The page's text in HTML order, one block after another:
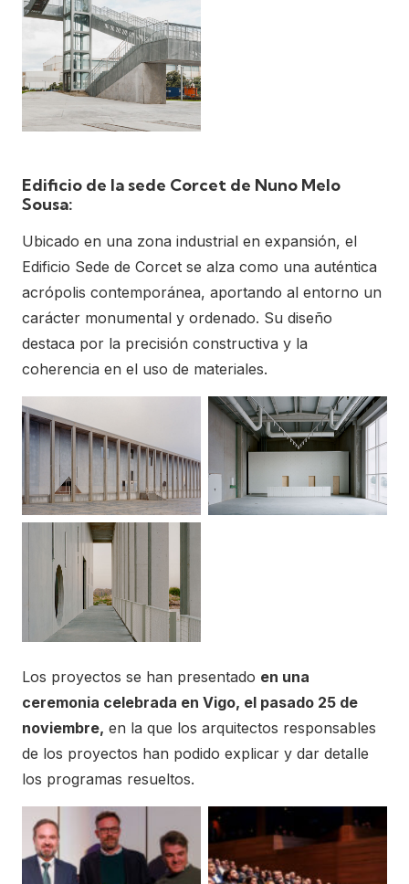
Edificio de la sede Corcet de Nuno Melo
Sousa:
Ubicado en una zona industrial en expansión, el
Edificio Sede de Corcet se alza como una auténtica
acrópolis contemporánea, aportando al entorno un
carácter monumental y ordenado. Su diseño
destaca por la precisión constructiva y la
coherencia en el uso de materiales.
Los proyectos se han presentado en una
ceremonia celebrada en Vigo, el pasado 25 de
noviembre, en la que los arquitectos responsables
de los proyectos han podido explicar y dar detalle
los programas resueltos.